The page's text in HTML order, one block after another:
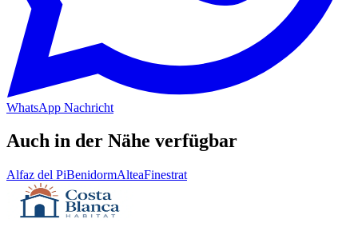
WhatsApp Nachricht
Auch in der Nähe verfügbar
Alfaz del PiBenidormAlteaFinestrat